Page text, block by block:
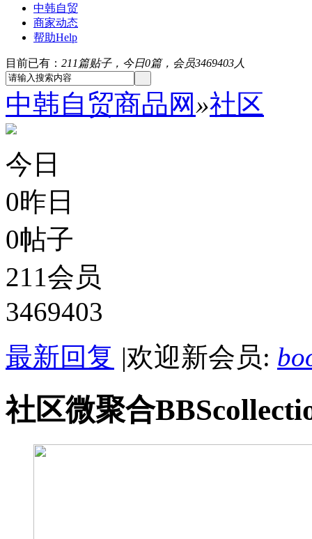
中韩自贸
商家动态
帮助Help
目前已有： 211篇贴子，今日0篇，会员3469403人
中韩自贸商品网»社区
今日
0昨日
0帖子
211会员
3469403
最新回复 |欢迎新会员:
社区微聚合BBS